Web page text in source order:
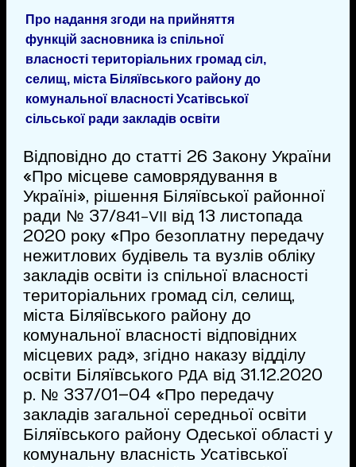
Про надання згоди на прийняття
функцій засновника із спільної
власності територіальних громад сіл,
селищ, міста Біляївського району до
комунальної власності Усатівської
сільської ради закладів освіти
Відповідно до статті 26 Закону України
«Про місцеве самоврядування в
Україні», рішення Біляївської районної
ради № 37/841-VІІ від 13 листопада
2020 року «Про безоплатну передачу
нежитлових будівель та вузлів обліку
закладів освіти із спільної власності
територіальних громад сіл, селищ,
міста Біляївського району до
комунальної власності відповідних
місцевих рад», згідно наказу відділу
освіти Біляївського РДАвід 31.12.2020
р. № 337/01–04 «Про передачу
закладів загальної середньої освіти
Біляївського району Одеської області у
комунальну власність Усатівської